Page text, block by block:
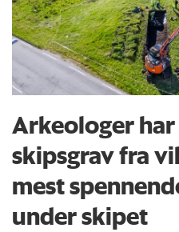
Arkeologer
skipsgrav fra
mest
under skipet